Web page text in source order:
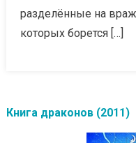
разделённые на
которых борется […]
Книга драконов (2011)